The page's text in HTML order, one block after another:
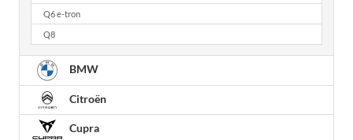
Q6 e-tron
Q8
BMW
Citroën
Cupra